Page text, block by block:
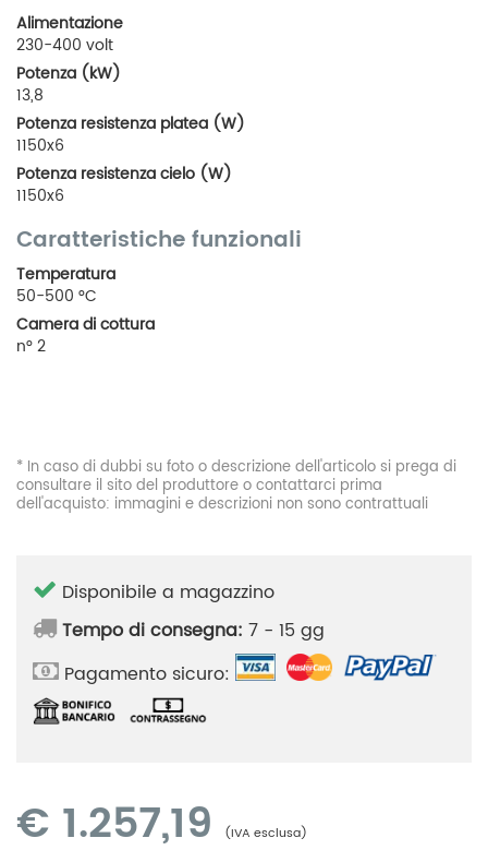
Alimentazione
230-400 volt
Potenza (kW)
13,8
Potenza resistenza platea (W)
1150x6
Potenza resistenza cielo (W)
1150x6
Caratteristiche funzionali
Temperatura
50-500 °C
Camera di cottura
n° 2
* In caso di dubbi su foto o descrizione dell'articolo si prega di
consultare il sito del produttore o contattarci prima
dell'acquisto: immagini e descrizioni non sono contrattuali
Disponibile a magazzino
Tempo di consegna: 7 - 15 gg
Pagamento sicuro:
€ 1.257,19 (IVA esclusa)